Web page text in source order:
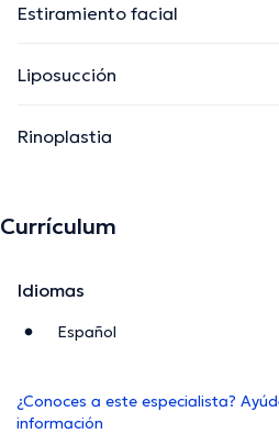
Estiramiento facial
Liposucción
Rinoplastia
Currículum
Idiomas
Español
¿Conoces a este especialista?
información